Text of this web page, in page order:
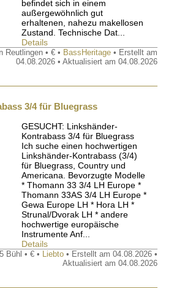
befindet sich in einem
außergewöhnlich gut
erhaltenen, nahezu makellosen
Zustand. Technische Dat...
Details
Reutlingen • € • BassHeritage • Erstellt am
04.08.2026 • Aktualisiert am 04.08.2026
3/4 für Bluegrass
GESUCHT: Linkshänder-
Kontrabass 3/4 für Bluegrass
Ich suche einen hochwertigen
Linkshänder-Kontrabass (3/4)
für Bluegrass, Country und
Americana. Bevorzugte Modelle
* Thomann 33 3/4 LH Europe *
Thomann 33AS 3/4 LH Europe *
Gewa Europe LH * Hora LH *
Strunal/Dvorak LH * andere
hochwertige europäische
Instrumente Anf...
Details
Bühl • € • Liebto • Erstellt am 04.08.2026 •
Aktualisiert am 04.08.2026